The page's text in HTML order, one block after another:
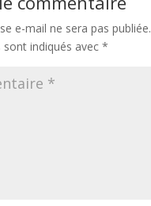
e-mail ne sera pas publiée.
indiqués avec *